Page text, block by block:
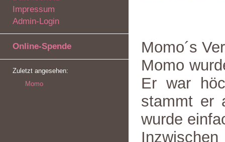
Impressum
Admin-Login
Online-Spende
Zuletzt angesehen:
Momo
Momo´s
Momo
Er war
stammt er
wurde